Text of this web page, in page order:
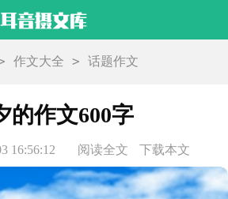
作文大全 > 话题作文
的作文600字
16:56:12 阅读全文 下载本文